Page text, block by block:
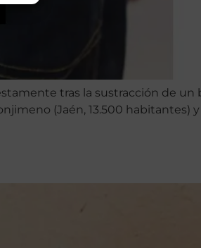
tras la sustracción de un
(Jaén, 13.500 habitantes) y